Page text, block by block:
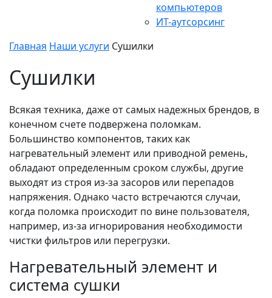
компьютеров
ИТ-аутсорсинг
Главная Наши услуги Сушилки
Сушилки
Всякая техника, даже от самых надежных брендов, в
конечном счете подвержена поломкам.
Большинство компонентов, таких как
нагревательный элемент или приводной ремень,
обладают определенным сроком службы, другие
выходят из строя из-за засоров или перепадов
напряжения. Однако часто встречаются случаи,
когда поломка происходит по вине пользователя,
например, из-за игнорирования необходимости
чистки фильтров или перегрузки.
Нагревательный элемент и
система сушки